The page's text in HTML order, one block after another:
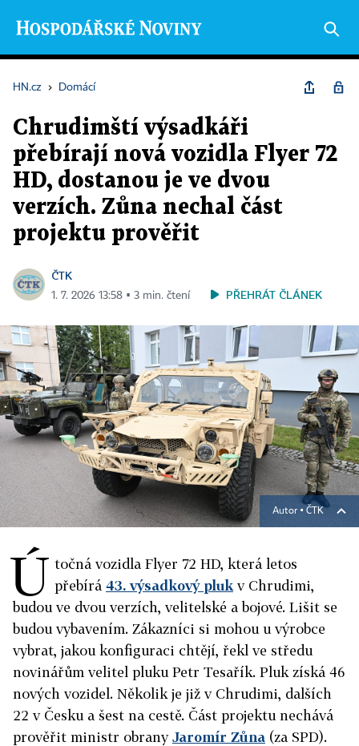
HN.cz › Domácí
Chrudimští výsadkáři
přebírají nová vozidla Flyer 72
HD, dostanou je ve dvou
verzích. Zůna nechal část
projektu prověřit
ČTK
1. 7. 2026 13:58 ▪ 3 min. čtení PŘEHRÁT ČLÁNEK
Autor ▪ ČTK
Ú točná vozidla Flyer 72 HD, která letos
přebírá 43. výsadkový pluk v Chrudimi,
budou ve dvou verzích, velitelské a bojové. Lišit se
budou vybavením. Zákazníci si mohou u výrobce
vybrat, jakou konfiguraci chtějí, řekl ve středu
novinářům velitel pluku Petr Tesařík. Pluk získá 46
nových vozidel. Několik je již v Chrudimi, dalších
22 v Česku a šest na cestě. Část projektu nechává
prověřit ministr obranyJaromír Zůna (za SPD).